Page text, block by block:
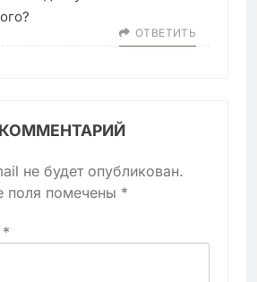
ОТВЕТИТЬ
не будет опубликован.
поля помечены *
*